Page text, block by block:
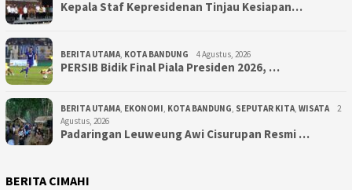
Kepala Staf Kepresidenan Tinjau Kesiapan…
BERITA UTAMA KOTA BANDUNG 4 Agustus, 2026
PERSIB Bidik Final Piala Presiden 2026, …
BERITA UTAMA EKONOMI KOTA BANDUNG SEPUTAR KITA WISATA
2
Agustus, 2026
Padaringan Leuweung Awi Cisurupan Resmi …
BERITA CIMAHI